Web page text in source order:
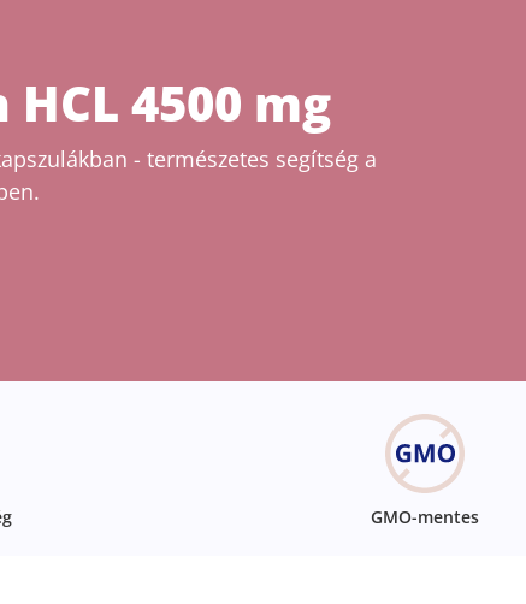
4500 mg
- természetes segítség a
GMO-mentes